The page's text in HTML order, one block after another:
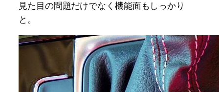
見た目の問題だけでなく機能面もしっかり
と。